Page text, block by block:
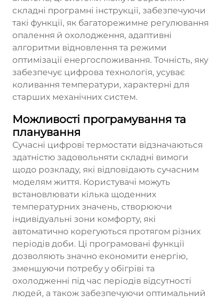
складні програмні інструкції, забезпечуючи
такі функції, як багаторежимне регулювання
опалення й охолодження, адаптивні
алгоритми відновлення та режими
оптимізації енергоспоживання. Точність, яку
забезпечує цифрова технологія, усуває
коливання температури, характерні для
старших механічних систем.
Можливості програмування та
планування
Сучасні цифрові термостати відзначаються
здатністю задовольняти складні вимоги
щодо розкладу, які відповідають сучасним
моделям життя. Користувачі можуть
встановлювати кілька щоденних
температурних значень, створюючи
індивідуальні зони комфорту, які
автоматично корегуються протягом різних
періодів доби. Ці програмовані функції
дозволяють значно економити енергію,
зменшуючи потребу у обігріві та
охолодженні під час періодів відсутності
людей, а також забезпечуючи оптимальний